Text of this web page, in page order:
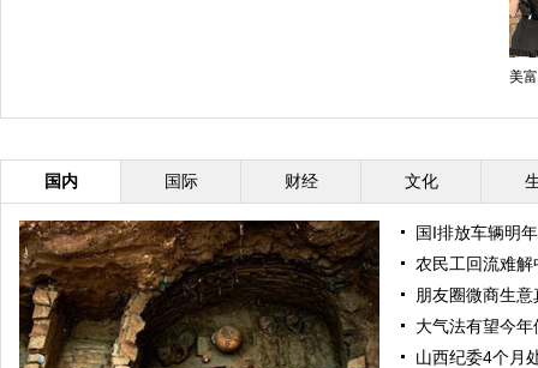
美
国内 国际 财经 文化
国I排放车辆明
农民工回流难解
朋友圈微商生
大气法有望今
山西纪委4个月